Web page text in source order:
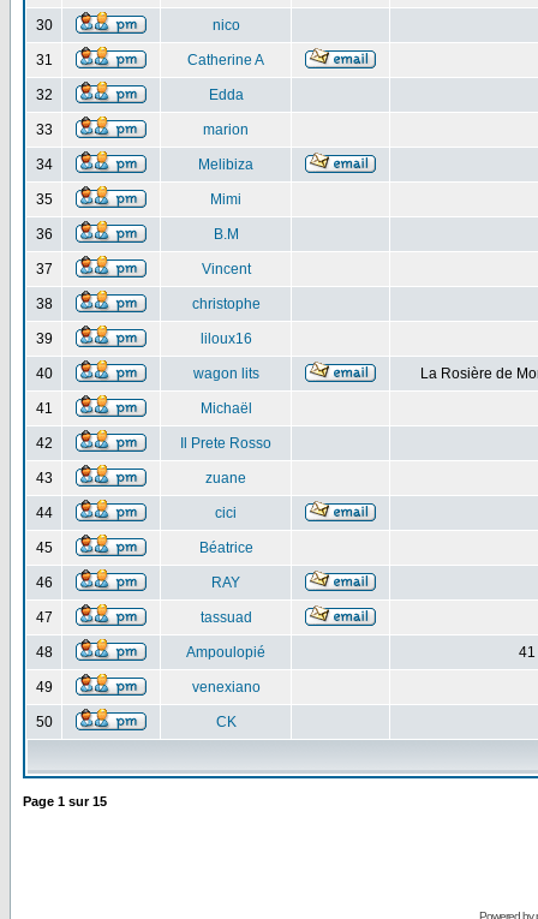
30 nico
31 Catherine A
32 Edda
33 marion
34 Melibiza
35 Mimi
36 B.M
37 Vincent
38 christophe
39 liloux16
40 wagon lits La Rosière de
41 Michaël
42 Il Prete Rosso
43 zuane
44 cici
45 Béatrice
46 RAY
47 tassuad
48 Ampoulopié 41
49 venexiano
50 CK
Page 1 sur15
Powered by